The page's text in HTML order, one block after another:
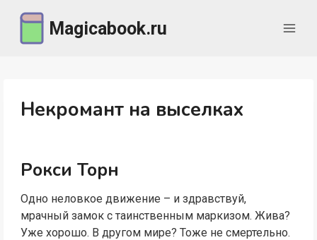
содержимому
Magicabook.ru
Некромант на выселках
Рокси Торн
Одно неловкое движение – и здравствуй,
мрачный замок с таинственным маркизом. Жива?
Уже хорошо. В другом мире? Тоже не смертельно.